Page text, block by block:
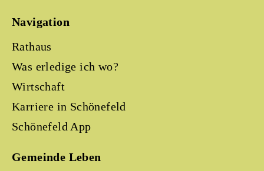
Navigation
Rathaus
Was erledige ich wo?
Wirtschaft
Karriere in Schönefeld
Schönefeld App
Gemeinde Leben